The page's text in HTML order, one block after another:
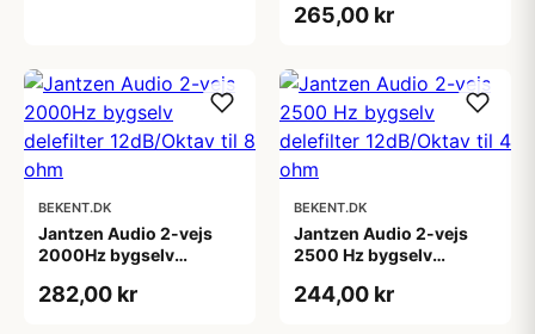
4 ohm
265,00 kr
BEKENT.DK
Jantzen Audio 2-vejs
2000Hz bygselv
8 ohm
282,00 kr
BEKENT.DK
Jantzen Audio 2-vejs
2500 Hz bygselv
4 ohm
244,00 kr